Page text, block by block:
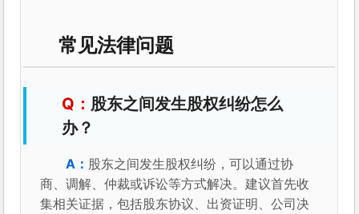
常见法律问题
股东之间发生股权纠纷怎么
办？
股东之间发生股权纠纷，可以通过协
商、调解、仲裁或诉讼等方式解决。建议首先收
集相关证据，包括股东协议、出资证明、公司决